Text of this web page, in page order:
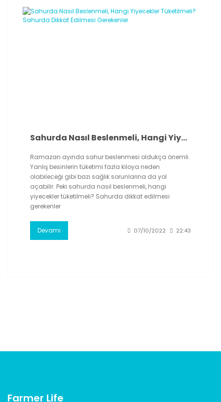
Sahurda Nasıl Beslenmeli, Hangi Yiyecekler Tüketilmeli? Sahurda Dikkat Edilmesi Gerekenler
Ramazan ayında sahur beslenmesi oldukça önemli.
Yanlış besinlerin tüketimi fazla kiloya neden
olabileceği gibi bazı sağlık sorunlarına da yol
açabilir. Peki sahurda nasıl beslenmeli, hangi
yiyecekler tüketilmeli? Sahurda dikkat edilmesi
gerekenler
Devamı 07/10/2022 22:43
Farmer Life